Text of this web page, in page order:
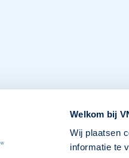
Welkom bij
Wij plaatsen
informatie te